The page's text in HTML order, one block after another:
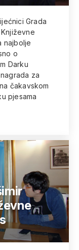
Grada
najbolje
o
Darku
za
čakavskom
pjesama